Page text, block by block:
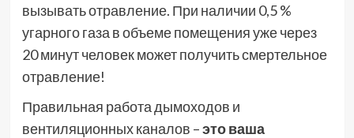
вызывать отравление. При нали­чии 0,5 %
угарного газа в объеме помещения уже через
20 минут человек может получить смертельное
отравление!
Правильная работа дымоходов и
вентиляционных каналов –это ваша